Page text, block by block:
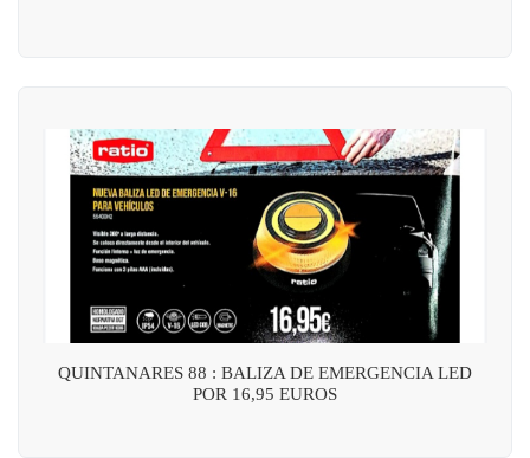
QUINTANARES 88 : BALIZA DE EMERGENCIA LED
POR 16,95 EUROS